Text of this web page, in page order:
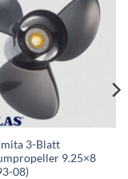
Auf die
Wunschliste
3-Blatt
9.25×8
08)